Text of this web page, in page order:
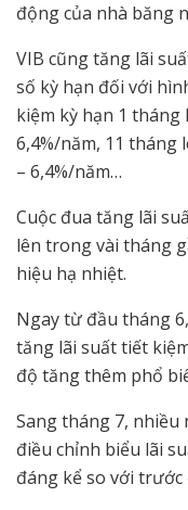
động của nhà băng
VIB cũng tăng lãi
số kỳ hạn đối với
kiệm kỳ hạn 1 tháng
6,4%/năm, 11 tháng
– 6,4%/năm…
Cuộc đua tăng lãi
lên trong vài tháng
hiệu hạ nhiệt.
Ngay từ đầu tháng
tăng lãi suất tiết
độ tăng thêm phổ
Sang tháng 7,
điều chỉnh biểu lãi
đáng kể so với trước